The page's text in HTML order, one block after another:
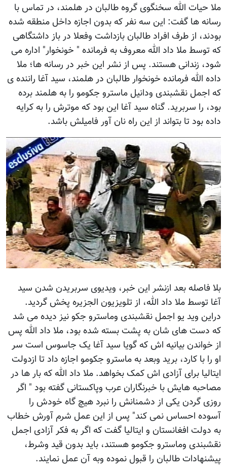
ملا حیات الله سخنگوی گروه طالبان در هلمند، در تماس با
رسانه ها گفت: این سه نفر که بدون اجازه داخل منطقه شده
بودند، از طرف افراد طالبان بازداشت وفعلا در باز داشتگاهی
که توسط ملا داد الله معروف به فرمانده " خونخوار" اداره می
شود، زندانی هستند. پس از نشر این خبر در رسانه ها؛ ملا
داده الله فرمانده خونخوار طالبان در هلمند، سید آغا راننده ی
که اجمل نقشبندی ودانیل ماسترو جکومو را به هلمند برده
بود، را سربرید. گناه سید آغا این بود که موترش را به کرایه
داده بود تا بتواند از این راه نان آور فامیلش باشد.
بلا فاصله بعد ازنشر این خبر، ویدیوی سربریدن شدن سید
آغا توسط ملا داد الله، از تلویزیون الجزیره پخش گردید.
دراین وید یو اجمل نقشبندی وماسترو جکو نیز دیده می شد
که دست های شان به پشت بسته شده بود، ملا داد الله پس
از خواندن بیانیه اش که گویا سید آغا یک جاسوس است سر
او را با کارد، برید وبعد به ماسترو جکومو اجازه داد تا ازدولت
ایتالیا برای آزادی اش کمک بخواهد. ملا داد الله که بار ها در
مصاحبه هایش با خبرنگاران عرب وپاکستانی گفته بود " اگر
روزی گردن یکی از دشمنانش را نبرد هیچ گاه خودش را
آسوده احساس نمی کند" پس از این عمل شرم آورش خطاب
به دولت افغانستان و ایتالیا گفت که اگر به فکر آزادی اجمل
نقشبندی وماسترو جکومو هستند، باید بدون قید وشرط،
پیشنهادات طالبان را قبول نموده وبه آن عمل نمایند.